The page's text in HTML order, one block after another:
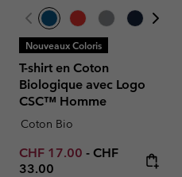
Nouveaux Coloris
T-shirt en Coton
Biologique avec Logo
CSC™ Homme
Coton Bio
Minimum sale price:
CHF 17.00 - Maximum price:
CHF
33.00